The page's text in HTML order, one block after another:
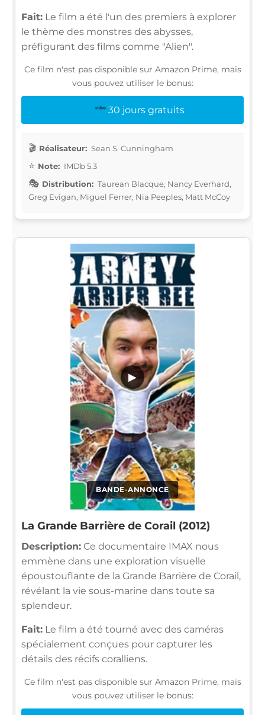
Fait: Le film a été l'un des premiers à explorer
le thème des monstres des abysses,
préfigurant des films comme "Alien".
Ce film n'est pas disponible sur Amazon Prime, mais
vous pouvez utiliser le bonus:
30 jours gratuits
Réalisateur: Sean S. Cunningham
Note: IMDb 5.3
Distribution: Taurean Blacque, Nancy Everhard,
Greg Evigan, Miguel Ferrer, Nia Peeples, Matt McCoy
BANDE-ANNONCE
▶
La Grande Barrière de Corail (2012)
Description: Ce documentaire IMAX nous
emmène dans une exploration visuelle
époustouflante de la Grande Barrière de Corail,
révélant la vie sous-marine dans toute sa
splendeur.
Fait: Le film a été tourné avec des caméras
spécialement conçues pour capturer les
détails des récifs coralliens.
Ce film n'est pas disponible sur Amazon Prime, mais
vous pouvez utiliser le bonus: